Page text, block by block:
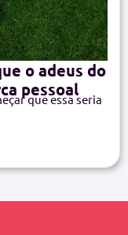
o adeus do
pessoal
que essa seria